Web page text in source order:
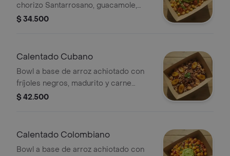
chorizo Santarrosano, guacamole,
papa, madurito y un toque de cilantro.
$ 34.500
Calentado Cubano
Bowl a base de arroz achiotado con
fríjoles negros, madurito y carne
molida. Recomendado con adición de
$ 42.500
Calentado Colombiano
Bowl a base de arroz achiotado con